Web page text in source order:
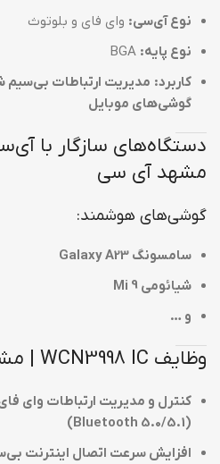
نوع آی‌سی: وای فای و بلوتوث
نوع پایه:
کاربرد:
گوشی‌های موبایل
مشهد آی سی
گوشی‌های هوشمند:
سامسونگ Galaxy A23
شیائومی Mi 9
و …
وظایف WCN3998 IC | مشهد آی سی
(Bluetooth 5.0/5.1)
افزایش سرعت اتصال اینترنت